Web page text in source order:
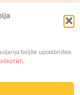
boljše uporabniške